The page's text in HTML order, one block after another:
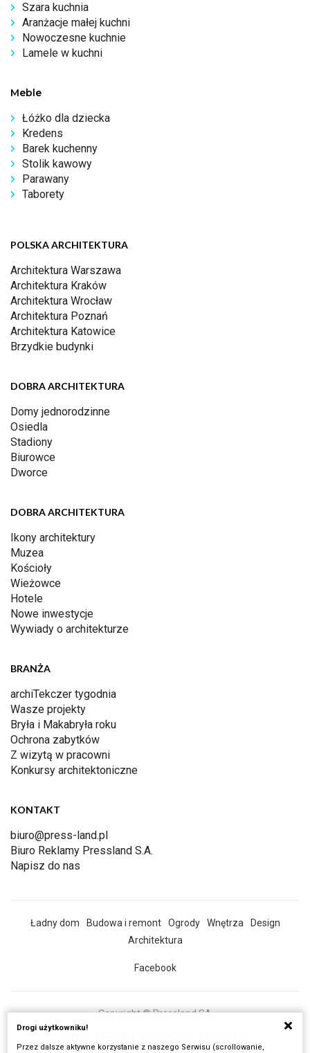
Szara kuchnia
Aranżacje małej kuchni
Nowoczesne kuchnie
Lamele w kuchni
Meble
Łóżko dla dziecka
Kredens
Barek kuchenny
Stolik kawowy
Parawany
Taborety
POLSKA ARCHITEKTURA
Architektura Warszawa
Architektura Kraków
Architektura Wrocław
Architektura Poznań
Architektura Katowice
Brzydkie budynki
DOBRA ARCHITEKTURA
Domy jednorodzinne
Osiedla
Stadiony
Biurowce
Dworce
DOBRA ARCHITEKTURA
Ikony architektury
Muzea
Kościoły
Wieżowce
Hotele
Nowe inwestycje
Wywiady o architekturze
BRANŻA
archiTekczer tygodnia
Wasze projekty
Bryła i Makabryła roku
Ochrona zabytków
Z wizytą w pracowni
Konkursy architektoniczne
KONTAKT
biuro@press-land.pl
Biuro Reklamy Pressland S.A.
Napisz do nas
Ładny dom Budowa i remont Ogrody Wnętrza
Design
Architektura
Facebook
Copyright © Pressland SA
Drogi użytkowniku!
Przez dalsze aktywne korzystanie z naszego Serwisu (scrollowanie,